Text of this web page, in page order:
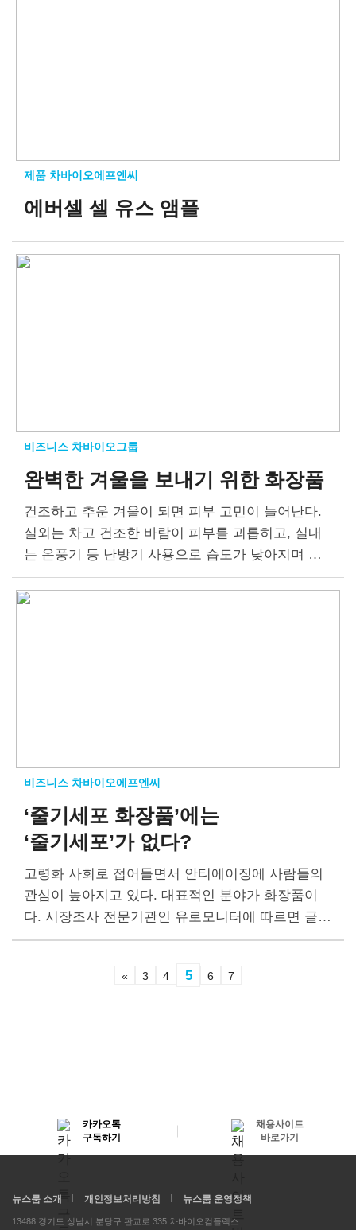
제품 차바이오에프엔씨
에버셀 셀 유스 앰플
비즈니스 차바이오그룹
완벽한 겨울을 보내기 위한 화장품
건조하고 추운 겨울이 되면 피부 고민이 늘어난다.
실외는 차고 건조한 바람이 피부를 괴롭히고, 실내
는 온풍기 등 난방기 사용으로 습도가 낮아지며 수
분 밸런스가 무너진다. 피부는 수분 밸런스가 무너
지면 따가움, 각질, 홍조…
비즈니스 차바이오에프엔씨
‘줄기세포 화장품’에는
‘줄기세포’가 없다?
고령화 사회로 접어들면서 안티에이징에 사람들의
관심이 높아지고 있다. 대표적인 분야가 화장품이
다. 시장조사 전문기관인 유로모니터에 따르면 글로
벌 안티에이징 화장품 시장 규모는 2022년 450억달
« 3 4 5 6 7
카카오톡
구독하기
채용사이트
바로가기
뉴스룸 소개 개인정보처리방침 뉴스룸 운영정책
13488 경기도 성남시 분당구 판교로 335 차바이오컴플렉스